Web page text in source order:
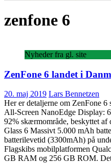
zenfone 6
Nyheder fra gl. site
ZenFone 6 landet i
20. maj 2019 Lars Bennetzen
Her er detaljerne om ZenFone 6
All-Screen NanoEdge Display:
92% skærmområde, beskyttet
Glass 6 Massivt 5.000 mAh
batterilevetid (3300mAh) på
Flagskibs mobilplatformen
GB RAM og 256 GB ROM.